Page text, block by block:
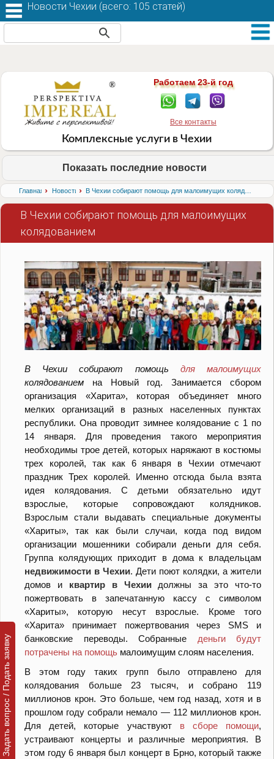
Работаем 23-й год
Все контакты
Комплексные услуги в Чехии
Показать последние новости
Главная › Новости ›
В Чехии собирают помощь для малоимущих
колядованием
В Чехии собирают помощь для малоимущих
колядованием на Новый год. Занимается сбором
организация «Харита», которая объединяет много
мелких организаций в разных населенных пунктах
республики. Она проводит зимнее колядование с 1 по
14 января. Для проведения такого мероприятия
необходимы трое детей, которых наряжают в костюмы
трех королей, так как 6 января в Чехии отмечают
праздник Трех королей. Именно отсюда была взята
идея колядования. С детьми обязательно идут
взрослые, которые сопровождают колядников.
Взрослым стали выдавать специальные документы
«Хариты», так как были случаи, когда под видом
организации мошенники собирали деньги для себя.
Группа колядующих приходит в дома к владельцам
недвижимости в Чехии. Дети поют колядки, а жители
домов и квартир в Чехиидолжны за это что-то
пожертвовать в запечатанную кассу с символом
«Хариты», которую несут взрослые. Кроме того
«Харита» принимает пожертвования через SMS и
банковские переводы. Собранные деньги будут
потрачены на помощь малоимущим слоям населения.
В этом году таких групп было отправлено для
колядования больше 23 тысяч, и собрано 119
миллионов крон. Это больше, чем год назад, хотя и в
прошлом году собрали немало — 112 миллионов крон.
Для детей, которые участвуют в сборе помощи,
устраивают концерты и различные мероприятия. В
этом году 6 января был концерт в Брно, который также
Новости Чехии (всего: 105 статей)
Задать вопрос / Подать заявку